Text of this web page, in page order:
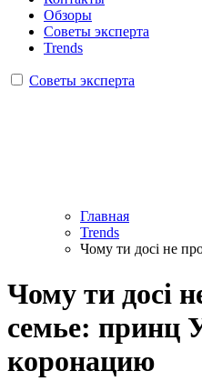
Обзоры
Советы эксперта
Trends
Советы эксперта
Главная
Trends
Чому ти досі не
Чому ти досі
семье: принц
коронацию